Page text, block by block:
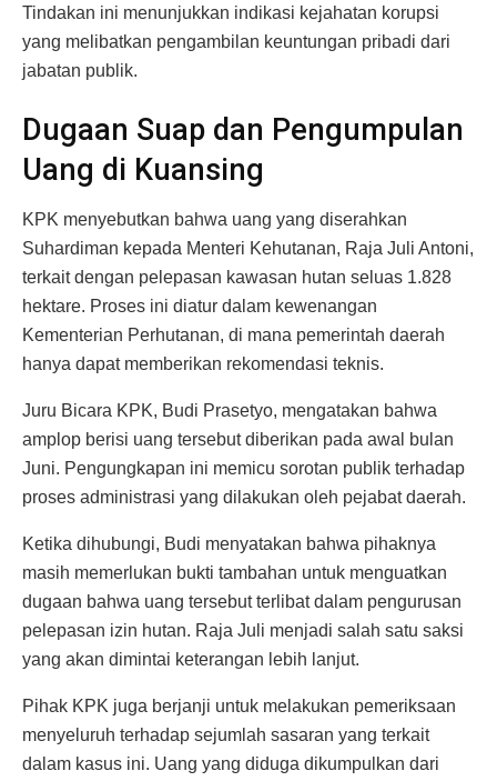
Tindakan ini menunjukkan indikasi kejahatan korupsi
yang melibatkan pengambilan keuntungan pribadi dari
jabatan publik.
Dugaan Suap dan Pengumpulan
Uang di Kuansing
KPK menyebutkan bahwa uang yang diserahkan
Suhardiman kepada Menteri Kehutanan, Raja Juli Antoni,
terkait dengan pelepasan kawasan hutan seluas 1.828
hektare. Proses ini diatur dalam kewenangan
Kementerian Perhutanan, di mana pemerintah daerah
hanya dapat memberikan rekomendasi teknis.
Juru Bicara KPK, Budi Prasetyo, mengatakan bahwa
amplop berisi uang tersebut diberikan pada awal bulan
Juni. Pengungkapan ini memicu sorotan publik terhadap
proses administrasi yang dilakukan oleh pejabat daerah.
Ketika dihubungi, Budi menyatakan bahwa pihaknya
masih memerlukan bukti tambahan untuk menguatkan
dugaan bahwa uang tersebut terlibat dalam pengurusan
pelepasan izin hutan. Raja Juli menjadi salah satu saksi
yang akan dimintai keterangan lebih lanjut.
Pihak KPK juga berjanji untuk melakukan pemeriksaan
menyeluruh terhadap sejumlah sasaran yang terkait
dalam kasus ini. Uang yang diduga dikumpulkan dari